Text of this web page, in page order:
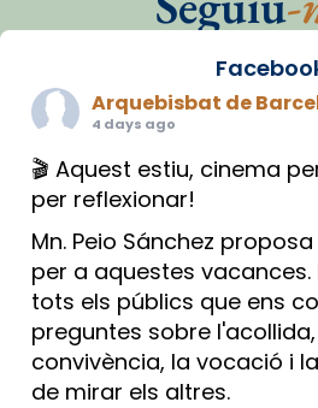
Arquebisbat de
4 days ago
🎬 Aquest estiu, cinema
per reflexionar!
Mn. Peio Sánchez
per a aquestes vacances.
tots els públics que ens
preguntes sobre
convivència, la vocació i
de mirar els altres.